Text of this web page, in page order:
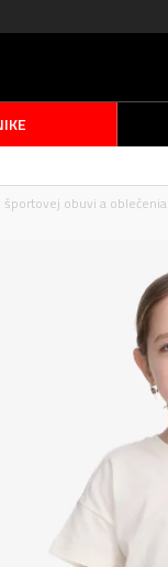
športovej obuvi a oblečenia